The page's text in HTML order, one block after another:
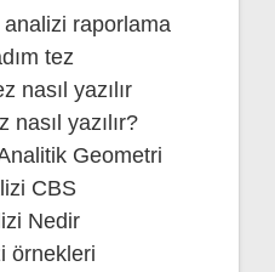
analizi raporlama
tez
nasıl yazılır
nasıl yazılır?
Geometri
CBS
Nedir
örnekleri